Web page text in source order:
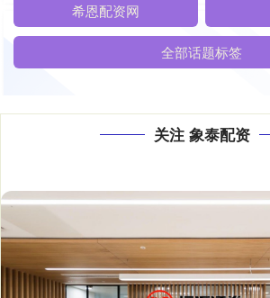
希恩配资网
全部话题标签
关注 象泰配资